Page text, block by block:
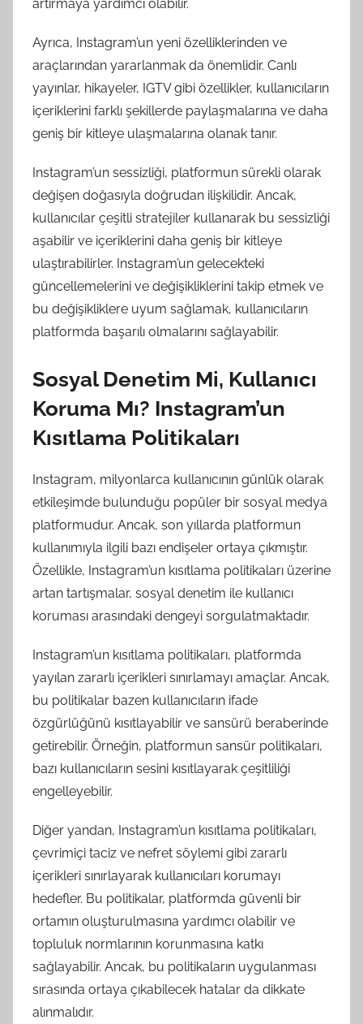
artırmaya yardımcı olabilir.
Ayrıca, Instagram’un yeni özelliklerinden ve
araçlarından yararlanmak da önemlidir. Canlı
yayınlar, hikayeler, IGTV gibi özellikler, kullanıcıların
içeriklerini farklı şekillerde paylaşmalarına ve daha
geniş bir kitleye ulaşmalarına olanak tanır.
Instagram’un sessizliği, platformun sürekli olarak
değişen doğasıyla doğrudan ilişkilidir. Ancak,
kullanıcılar çeşitli stratejiler kullanarak bu sessizliği
aşabilir ve içeriklerini daha geniş bir kitleye
ulaştırabilirler. Instagram’un gelecekteki
güncellemelerini ve değişikliklerini takip etmek ve
bu değişikliklere uyum sağlamak, kullanıcıların
platformda başarılı olmalarını sağlayabilir.
Sosyal Denetim Mi, Kullanıcı
Koruma Mı? Instagram’un
Kısıtlama Politikaları
Instagram, milyonlarca kullanıcının günlük olarak
etkileşimde bulunduğu popüler bir sosyal medya
platformudur. Ancak, son yıllarda platformun
kullanımıyla ilgili bazı endişeler ortaya çıkmıştır.
Özellikle, Instagram’un kısıtlama politikaları üzerine
artan tartışmalar, sosyal denetim ile kullanıcı
koruması arasındaki dengeyi sorgulatmaktadır.
Instagram’un kısıtlama politikaları, platformda
yayılan zararlı içerikleri sınırlamayı amaçlar. Ancak,
bu politikalar bazen kullanıcıların ifade
özgürlüğünü kısıtlayabilir ve sansürü beraberinde
getirebilir. Örneğin, platformun sansür politikaları,
bazı kullanıcıların sesini kısıtlayarak çeşitliliği
engelleyebilir.
Diğer yandan, Instagram’un kısıtlama politikaları,
çevrimiçi taciz ve nefret söylemi gibi zararlı
içerikleri sınırlayarak kullanıcıları korumayı
hedefler. Bu politikalar, platformda güvenli bir
ortamın oluşturulmasına yardımcı olabilir ve
topluluk normlarının korunmasına katkı
sağlayabilir. Ancak, bu politikaların uygulanması
sırasında ortaya çıkabilecek hatalar da dikkate
alınmalıdır.